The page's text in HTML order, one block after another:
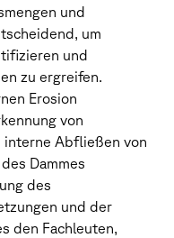
und
um
und
zu ergreifen.
Erosion
von
interne Abfließen von
Dammes
des
und der
den Fachleuten,